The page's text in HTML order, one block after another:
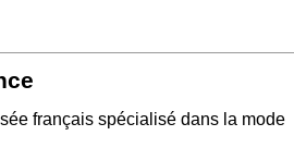
français spécialisé dans la mode